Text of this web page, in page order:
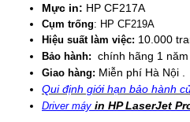
Mực in: HP CF217A
Cụm trống: HP CF219A
Hiệu suất làm việc: 10.000
Bảo hành: chính hãng 1 năm
Giao hàng: Miễn phí Hà Nội .
Qui định giới hạn bảo hành
Driver máy in HP LaserJet